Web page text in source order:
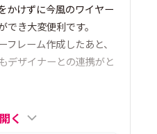
かけずに今風のワイヤー
き大変便利です。
レーム作成したあと、
デザイナーとの連携がと
く